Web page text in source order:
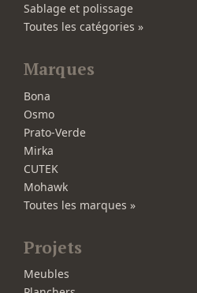
Sablage et polissage
Toutes les catégories »
Marques
Bona
Osmo
Prato-Verde
Mirka
CUTEK
Mohawk
Toutes les marques »
Projets
Meubles